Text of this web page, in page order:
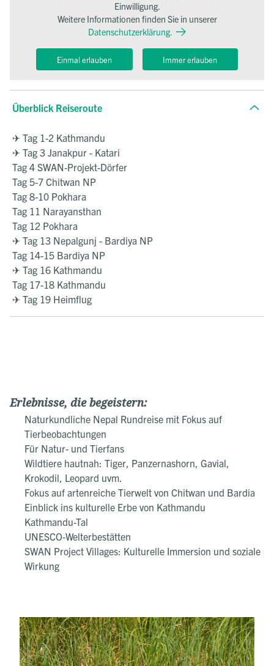
Einwilligung.
Weitere Informationen finden Sie in unserer
Datenschutzerklärung.
Einmal erlauben Immer erlauben
Überblick Reiseroute
✈ Tag 1-2 Kathmandu
✈ Tag 3 Janakpur - Katari
Tag 4 SWAN-Projekt-Dörfer
Tag 5-7 Chitwan NP
Tag 8-10 Pokhara
Tag 11 Narayansthan
Tag 12 Pokhara
✈ Tag 13 Nepalgunj - Bardiya NP
Tag 14-15 Bardiya NP
✈ Tag 16 Kathmandu
Tag 17-18 Kathmandu
✈ Tag 19 Heimflug
Erlebnisse, die begeistern:
Naturkundliche Nepal Rundreise mit Fokus auf
Tierbeobachtungen
Für Natur- und Tierfans
Wildtiere hautnah: Tiger, Panzernashorn, Gavial,
Krokodil, Leopard uvm.
Fokus auf artenreiche Tierwelt von Chitwan und Bardia
Einblick ins kulturelle Erbe von Kathmandu
Kathmandu-Tal
UNESCO-Welterbestätten
SWAN Project Villages: Kulturelle Immersion und soziale
Wirkung